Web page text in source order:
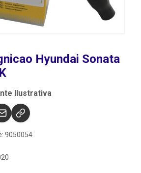
Hyundai Sonata
Ilustrativa
9050054